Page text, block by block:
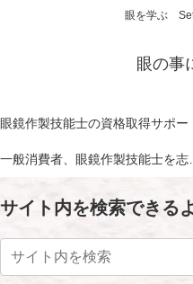
眼を学ぶ
眼の事
眼鏡作製技能士の資格取得サポー
一般消費
サイト内を検索できるよ